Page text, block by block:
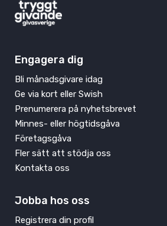
Engagera dig
Bli månadsgivare idag
Ge via kort eller Swish
Prenumerera på nyhetsbrevet
Minnes- eller högtidsgåva
Företagsgåva
Fler sätt att stödja oss
Kontakta oss
Jobba hos oss
Registrera din profil